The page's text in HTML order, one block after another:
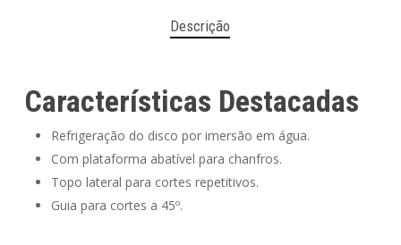
Descrição
Características Destacadas
Refrigeração do disco por imersão em água.
Com plataforma abatível para chanfros.
Topo lateral para cortes repetitivos.
Guia para cortes a 45º.